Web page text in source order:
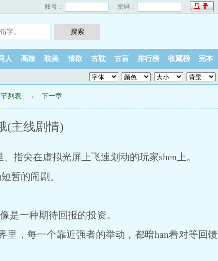
账号： 密码：
人 高辣 耽美 情欲 古耽 古言 排行榜 收藏榜 完本
列表 → 下一章
(主线剧情)
指尖在虚拟光屏上飞速划动的玩家shen上。
暂的闹剧。
一种期待回报的投资。
，每一个靠近强者的举动，都暗han着对等回馈